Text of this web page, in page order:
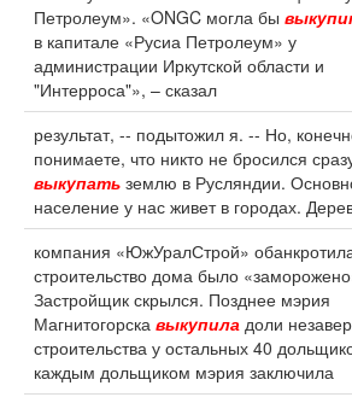
Петролеум». «ONGC могла бы
в капитале «Русиа Петролеум» у
администрации Иркутской области и
"Интерроса"», – сказал
результат, -- подытожил я. -- Но,
понимаете, что никто не бросился
выкупать землю в Русляндии.
население у нас живет в городах.
компания «ЮжУралСтрой»
строительство дома было
Застройщик скрылся. Позднее мэрия
Магнитогорска выкупила доли
строительства у остальных 40
каждым дольщиком мэрия заключила